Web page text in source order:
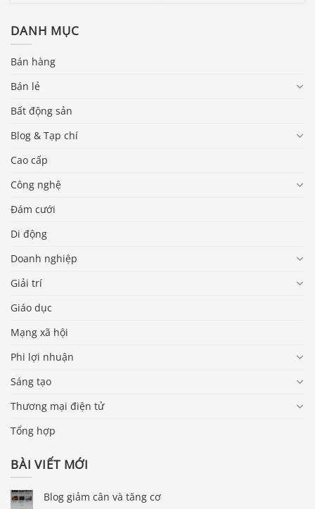
DANH MỤC
Bán hàng
Bán lẻ
Bất động sản
Blog & Tạp chí
Cao cấp
Công nghệ
Đám cưới
Di động
Doanh nghiệp
Giải trí
Giáo dục
Mạng xã hội
Phi lợi nhuận
Sáng tạo
Thương mại điện tử
Tổng hợp
BÀI VIẾT MỚI
Blog giảm cân và tăng cơ